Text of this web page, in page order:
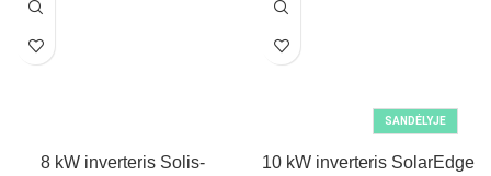
8 kW inverteris Solis-
SANDĖLYJE
10 kW inverteris SolarEdge